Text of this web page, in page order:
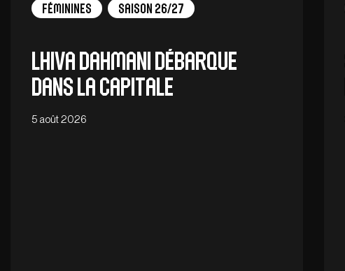
Féminines Saison 26/27
Lhiva Dahmani débarque
dans la capitale
5 août 2026